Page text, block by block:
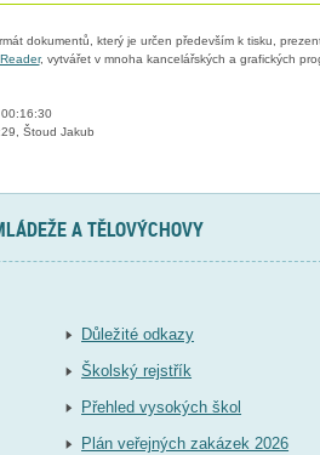
dokumentů, který je určen především k tisku,
, vytvářet v mnoha kancelářských a grafických
Štoud Jakub
A TĚLOVÝCHOVY
Důležité odkazy
Školský rejstřík
Přehled vysokých škol
Plán veřejných zakázek 2026